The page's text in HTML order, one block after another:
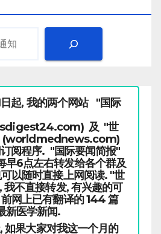
起, 我的两个网站 "国际
及 "世
(worldmednews.com)
阅程序. "国际要闻简报"
早6点左右转发给各个群及
以随时直接上网阅读. "世
我不直接转发, 有兴趣的可
网上已有翻译的 144 篇
新医学新闻.
如果大家对我这一个月的